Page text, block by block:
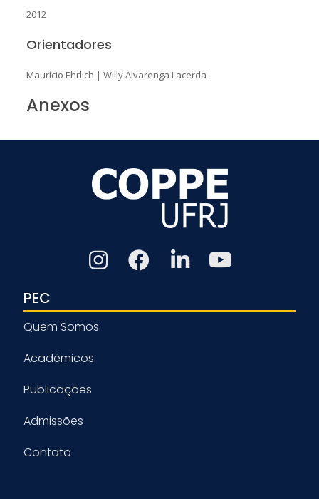
2012
Orientadores
Maurício Ehrlich | Willy Alvarenga Lacerda
Anexos
PEC
Quem Somos
Acadêmicos
Publicações
Admissões
Contato